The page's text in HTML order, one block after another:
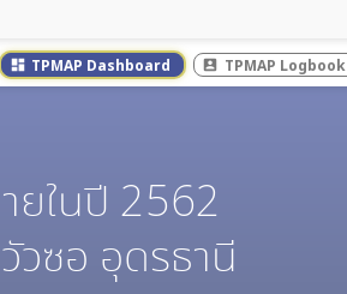
dashboard TPMAP Dashboard account_box TPMAP Logbook
ยในปี 2562
วซอ อุดรธานี